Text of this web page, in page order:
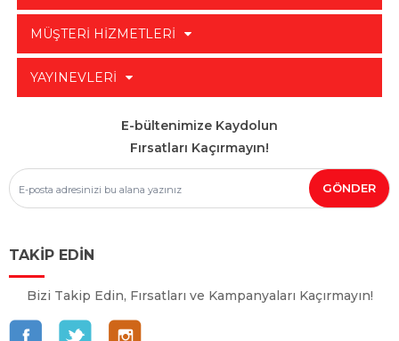
MÜŞTERİ HİZMETLERİ
YAYINEVLERİ
E-bültenimize Kaydolun
Fırsatları Kaçırmayın!
TAKİP EDİN
Bizi Takip Edin, Fırsatları ve Kampanyaları Kaçırmayın!